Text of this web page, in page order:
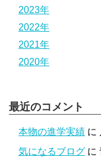
2023年
2022年
2021年
2020年
最近のコメント
本物の進学実績 に
気になるブログ に